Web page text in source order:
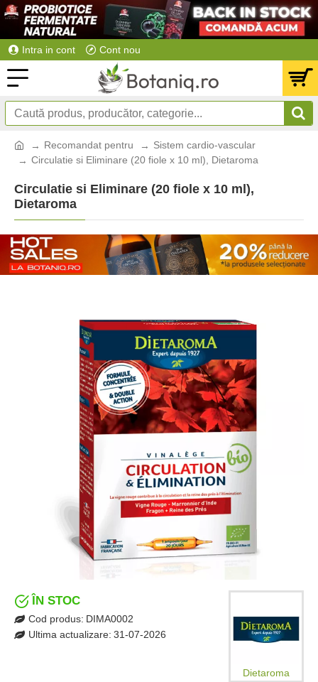
Intra in cont Cont nou
Recomandat pentru
Sistem cardio-vascular
Circulatie si Eliminare (20 fiole x 10 ml), Dietaroma
Circulatie si Eliminare (20 fiole x 10 ml),
Dietaroma
ÎN STOC
Cod produs: DIMA0002
Ultima actualizare: 31-07-2026
Dietaroma